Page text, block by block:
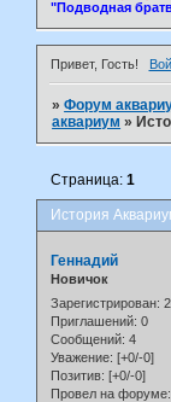
"Подводная
Привет, Гость!
»Форум
аквариум »
История
Страница:1
Геннадий
Новичок
Зарегистрирован:
Приглашений: 0
Сообщений: 4
Уважение: [+0/-0]
Позитив: [+0/-0]
Провел на форуме: